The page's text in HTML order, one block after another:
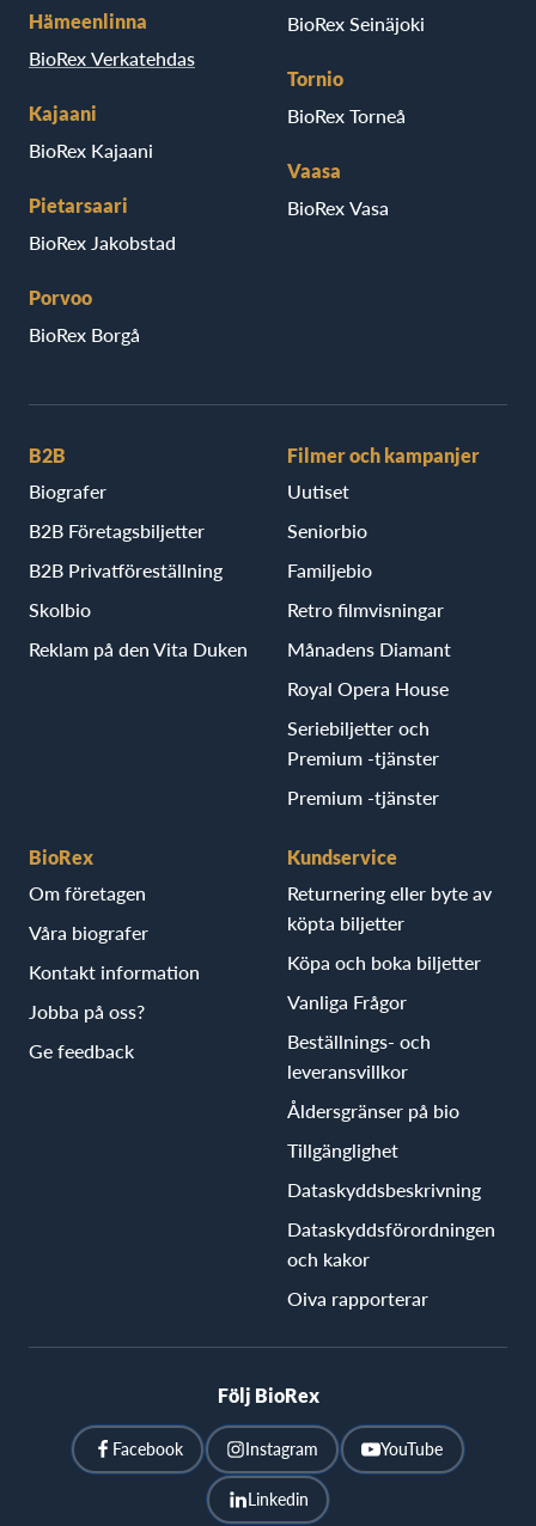
Hämeenlinna
BioRex Verkatehdas
Kajaani
BioRex Kajaani
Pietarsaari
BioRex Jakobstad
Porvoo
BioRex Borgå
BioRex Seinäjoki
Tornio
BioRex Torneå
Vaasa
BioRex Vasa
B2B
Biografer
B2B Företagsbiljetter
B2B Privatföreställning
Skolbio
Reklam på den Vita Duken
Filmer och kampanjer
Uutiset
Seniorbio
Familjebio
Retro filmvisningar
Månadens Diamant
Royal Opera House
Seriebiljetter och
Premium -tjänster
Premium -tjänster
BioRex
Om företagen
Våra biografer
Kontakt information
Jobba på oss?
Ge feedback
Kundservice
Returnering eller byte av
köpta biljetter
Köpa och boka biljetter
Vanliga Frågor
Beställnings- och
leveransvillkor
Åldersgränser på bio
Tillgänglighet
Dataskyddsbeskrivning
Dataskyddsförordningen
och kakor
Oiva rapporterar
Följ BioRex
Facebook Instagram YouTube
Linkedin